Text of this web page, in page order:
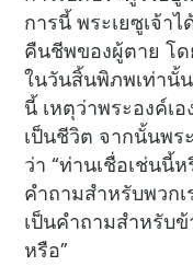
การนี้ พระเยซูเจ้า
คืนชีพของผู้ตาย โด
ในวันสิ้นพิภพเท่านั้
นี้ เหตุว่าพระองค์เ
เป็นชีวิต จากนั้นพ
ว่า “ท่านเชื่อเช่นนี้
คำถามสำหรับพวก
เป็นคำถามสำหรับข้
หรือ”